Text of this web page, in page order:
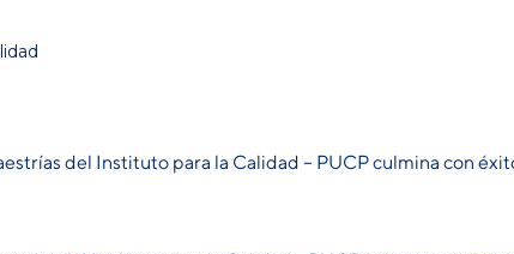
del Instituto para la Calidad – PUCP culmina con